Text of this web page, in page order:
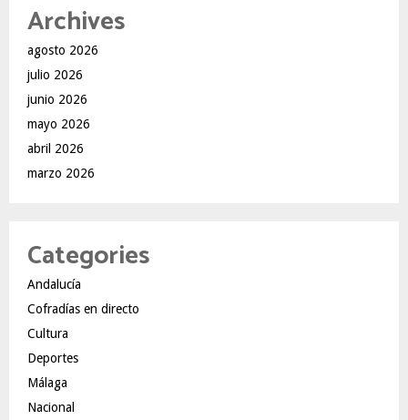
Archives
agosto 2026
julio 2026
junio 2026
mayo 2026
abril 2026
marzo 2026
Categories
Andalucía
Cofradías en directo
Cultura
Deportes
Málaga
Nacional